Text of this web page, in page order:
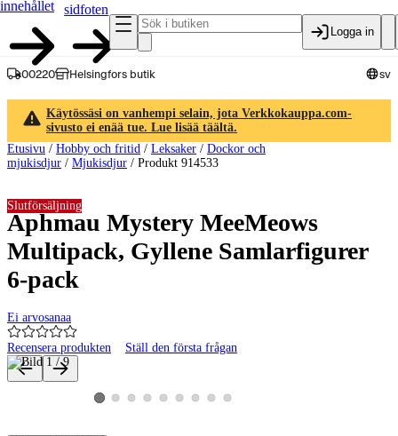
innehållet
sidfoten
Logga in
00220 Helsingfors butik sv
Käytössäsi on vanhempi selain, jota Verkkokauppa.com-
sivusto ei enää tue. Lue lisää täältä.
Etusivu / Hobby och fritid / Leksaker / Dockor och
mjukisdjur / Mjukisdjur / Produkt 914533
Aphmau Mystery MeeMeows
Multipack, Gyllene Samlarfigurer
6-pack
Ei arvosanaa
Recensera produkten Ställ den första frågan
Slutförsäljning
Produktbilder och videor
Visa produktbild 1
Visa produktbild 2
Visa produktbild 3
Visa produktbild 4
Visa produktbild 5
Visa produktbild 6
Visa produktbild 7
Visa produktbild 8
Visa produktbild 9